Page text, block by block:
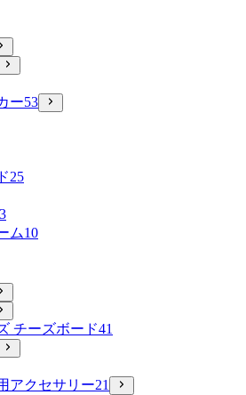
ー53
25
ム10
チーズボード41
アクセサリー21